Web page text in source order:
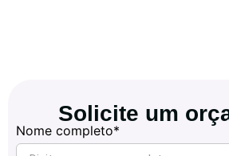
Solicite um
Nome completo*